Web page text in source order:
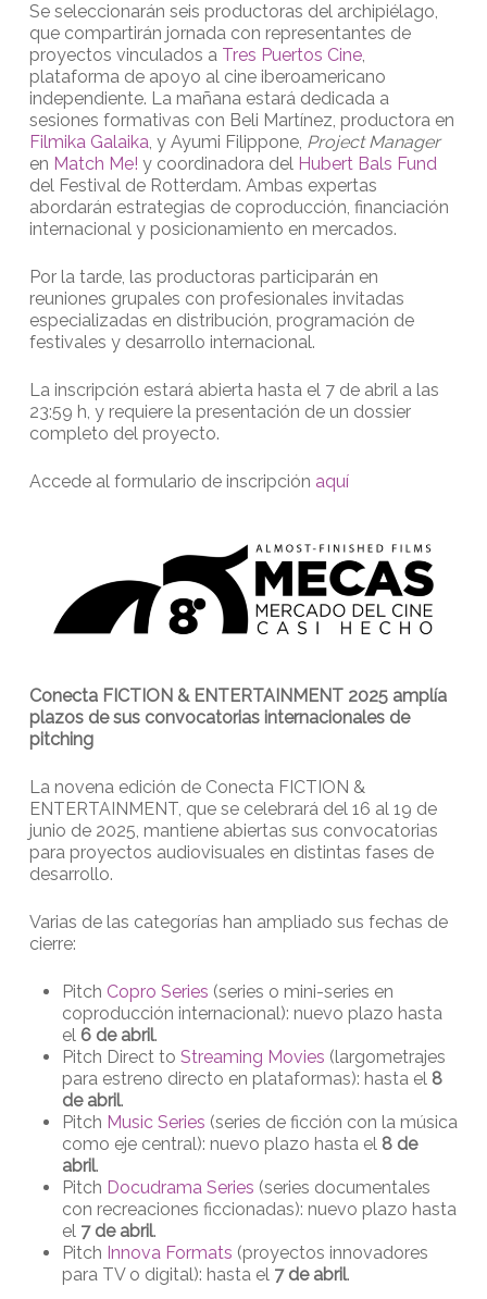
Se seleccionarán seis productoras del archipiélago,
que compartirán jornada con representantes de
proyectos vinculados aTres Puertos Cine,
plataforma de apoyo al cine iberoamericano
independiente. La mañana estará dedicada a
sesiones formativas con Beli Martínez, productora en
Filmika Galaika, y Ayumi Filippone, Project Manager
en Match Me! y coordinadora delHubert Bals Fund
del Festival de Rotterdam. Ambas expertas
abordarán estrategias de coproducción, financiación
internacional y posicionamiento en mercados.
Por la tarde, las productoras participarán en
reuniones grupales con profesionales invitadas
especializadas en distribución, programación de
festivales y desarrollo internacional.
La inscripción estará abierta hasta el 7 de abril a las
23:59 h, y requiere la presentación de un dossier
completo del proyecto.
Accede al formulario de inscripción aquí
Conecta FICTION & ENTERTAINMENT 2025 amplía
plazos de sus convocatorias internacionales de
pitching
La novena edición de Conecta FICTION &
ENTERTAINMENT, que se celebrará del 16 al 19 de
junio de 2025, mantiene abiertas sus convocatorias
para proyectos audiovisuales en distintas fases de
desarrollo.
Varias de las categorías han ampliado sus fechas de
cierre:
Pitch Copro Series (series o mini-series en
coproducción internacional): nuevo plazo hasta
el 6 de abril.
Pitch Direct to Streaming Movies (largometrajes
para estreno directo en plataformas): hasta el 8
de abril.
Pitch Music Series (series de ficción con la música
como eje central): nuevo plazo hasta el 8 de
abril.
Pitch Docudrama Series (series documentales
con recreaciones ficcionadas): nuevo plazo hasta
el 7 de abril.
Pitch Innova Formats (proyectos innovadores
para TV o digital): hasta el 7 de abril.